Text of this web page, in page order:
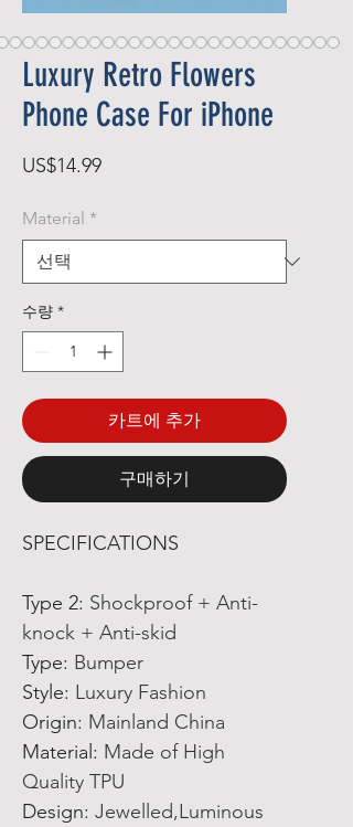
Luxury Retro Flowers
Phone Case For iPhone
US$14.99가
Material *
수량 *
카트에 추가
구매하기
SPECIFICATIONS
Type 2: Shockproof + Anti-
knock + Anti-skid
Type: Bumper
Style: Luxury Fashion
Origin: Mainland China
Material : Made of High
Quality TPU
Design: Jewelled,Luminous